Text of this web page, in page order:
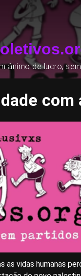
ânimo de lucro,
com
as vidas humanas